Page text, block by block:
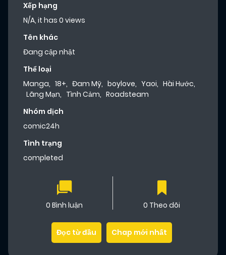
Xếp hạng
N/A, it has 0 views
Tên khác
Đang cập nhật
Thể loại
Manga, 18+, Đam Mỹ, boylove, Yaoi, Hài Hước,
Lãng Mạn, Tình Cảm, Roadsteam
Nhóm dịch
comic24h
Tình trạng
completed
0 Bình luận 0 Theo dõi
Đọc từ đầu Chap mới nhất